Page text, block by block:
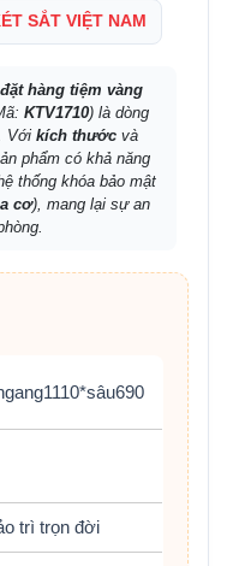
SẮT VIỆT NAM
hàng tiệm vàng
KTV1710) là dòng
Với kích thước và
phẩm có khả năng
thống khóa bảo mật
cơ), mang lại sự an
trì trọn đời